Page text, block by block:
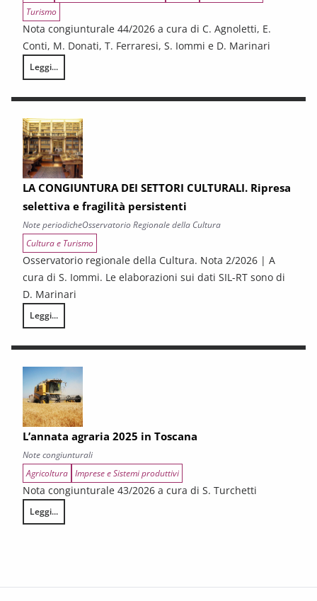
Turismo
Nota congiunturale 44/2026 a cura di C. Agnoletti, E.
Conti, M. Donati, T. Ferraresi, S. Iommi e D. Marinari
Leggi...
LA CONGIUNTURA NELLE PROVINCE TOSCANE
LA CONGIUNTURA DEI SETTORI CULTURALI. Ripresa
selettiva e fragilità persistenti
Note periodicheOsservatorio Regionale della Cultura
Cultura e Turismo
Osservatorio regionale della Cultura. Nota 2/2026 | A
cura di S. Iommi. Le elaborazioni sui dati SIL-RT sono di
D. Marinari
Leggi...
LA CONGIUNTURA DEI SETTORI CULTURALI. Ripresa selettiva e
L’annata agraria 2025 in Toscana
Note congiunturali
Agricoltura Imprese e Sistemi produttivi
Nota congiunturale 43/2026 a cura di S. Turchetti
Leggi...
L’annata agraria 2025 in Toscana